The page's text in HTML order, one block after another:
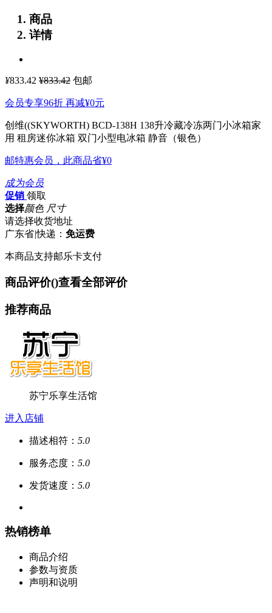
商品
详情
¥833.42 ¥833.42 包邮
会员专享96折 再减¥0元
创维((SKYWORTH) BCD-138H 138升冷藏冷冻两门小冰箱家
用 租房迷你冰箱 双门小型电冰箱 静音（银色）
邮特惠会员，此商品省¥0
成为会员
促销 领取
选择颜色 尺寸
请选择收货地址
广东省|快递： 免运费
本商品支持邮乐卡支付
商品评价()查看全部评价
推荐商品
苏宁乐享生活馆
进入店铺
描述相符： 5.0
服务态度： 5.0
发货速度： 5.0
热销榜单
商品介绍
参数与资质
声明和说明